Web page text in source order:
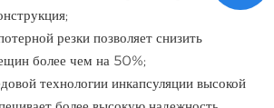
резки позволяет снизить
более чем на 50%;
технологии инкапсуляции высокой